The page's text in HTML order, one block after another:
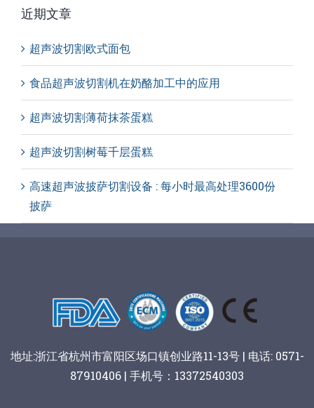
近期文章
超声波切割欧式面包
食品超声波切割机在奶酪加工中的应用
超声波切割薄荷抹茶蛋糕
超声波切割树莓千层蛋糕
高速超声波披萨切割设备 : 每小时最高处理3600份
披萨
地址:浙江省杭州市富阳区场口镇创业路11-13号 | 电话: 0571-
87910406 | 手机号：13372540303